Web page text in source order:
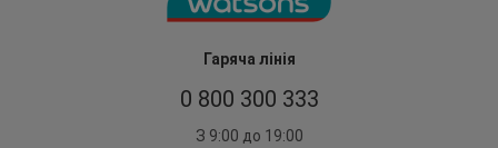
Гаряча лінія
0 800 300 333
З 9:00 до 19:00